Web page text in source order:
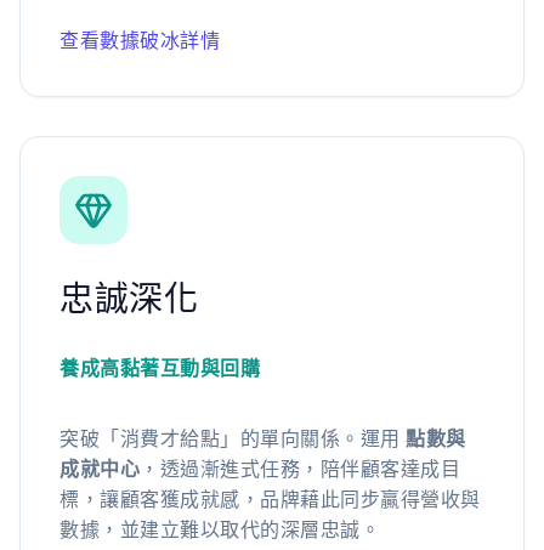
查看數據破冰詳情
忠誠深化
養成高黏著互動與回購
突破「消費才給點」的單向關係。運用 點數與
成就中心 ，透過漸進式任務，陪伴顧客達成目
標，讓顧客獲成就感，品牌藉此同步贏得營收與
數據，並建立難以取代的深層忠誠。